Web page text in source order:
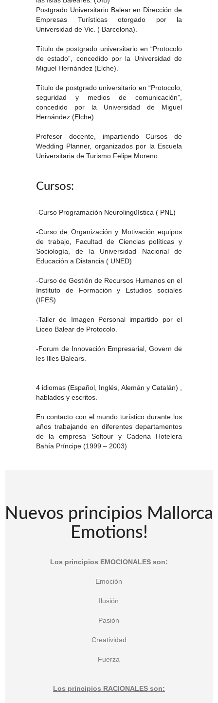
Postgrado Universitario Balear en Dirección de
Empresas Turísticas otorgado por la
Universidad de Vic. ( Barcelona).
Título de postgrado universitario en “Protocolo
de estado”, concedido por la Universidad de
Miguel Hernández (Elche).
Título de postgrado universitario en “Protocolo,
seguridad y medios de comunicación”,
concedido por la Universidad de Miguel
Hernández (Elche).
Profesor docente, impartiendo Cursos de
Wedding Planner, organizados por la Escuela
Universitaria de Turismo Felipe Moreno
Cursos:
-Curso Programación Neurolingüística ( PNL)
-Curso de Organización y Motivación equipos
de trabajo, Facultad de Ciencias políticas y
Sociología, de la Universidad Nacional de
Educación a Distancia ( UNED)
-Curso de Gestión de Recursos Humanos en el
Instituto de Formación y Estudios sociales
(IFES)
-Taller de Imagen Personal impartido por el
Liceo Balear de Protocolo.
-Forum de Innovación Empresarial, Govern de
les Illes Balears.
4 idiomas (Español, Inglés, Alemán y Catalán) ,
hablados y escritos.
En contacto con el mundo turístico durante los
años trabajando en diferentes departamentos
de la empresa Soltour y Cadena Hotelera
Bahía Príncipe (1999 – 2003)
Nuevos principios Mallorca
Emotions!
Los principios EMOCIONALES son:
Emoción
Ilusión
Pasión
Creatividad
Fuerza
Los principios RACIONALES son: